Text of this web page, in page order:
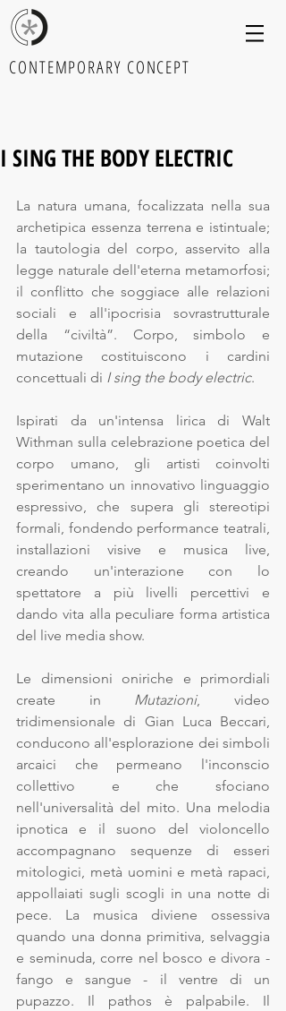
CONTEMPORARY CONCEPT
I SING THE BODY ELECTRIC
La natura umana, focalizzata nella sua
archetipica essenza terrena e istintuale;
la tautologia del corpo, asservito alla
legge naturale dell'eterna metamorfosi;
il conflitto che soggiace alle relazioni
sociali e all'ipocrisia sovrastrutturale
della “civiltà”. Corpo, simbolo e
mutazione costituiscono i cardini
concettuali di I sing the body electric.
Ispirati da un'intensa lirica di Walt
Withman sulla celebrazione poetica del
corpo umano, gli artisti coinvolti
sperimentano un innovativo linguaggio
espressivo, che supera gli stereotipi
formali, fondendo performance teatrali,
installazioni visive e musica live,
creando un'interazione con lo
spettatore a più livelli percettivi e
dando vita alla peculiare forma artistica
del live media show.
Le dimensioni oniriche e primordiali
create in Mutazioni, video
tridimensionale di Gian Luca Beccari,
conducono all'esplorazione dei simboli
arcaici che permeano l'inconscio
collettivo e che sfociano
nell'universalità del mito. Una melodia
ipnotica e il suono del violoncello
accompagnano sequenze di esseri
mitologici, metà uomini e metà rapaci,
appollaiati sugli scogli in una notte di
pece. La musica diviene ossessiva
quando una donna primitiva, selvaggia
e seminuda, corre nel bosco e divora -
fango e sangue - il ventre di un
pupazzo. Il pathos è palpabile. Il